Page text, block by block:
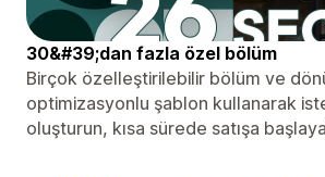
30&#39;dan fazla özel bölüm
Birçok özelleştirilebilir bölüm ve
optimizasyonlu şablon kullanarak
oluşturun, kısa sürede satışa